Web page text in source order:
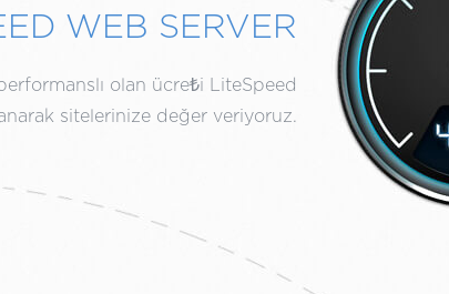
WEB SERVER
olan ücre₺i LiteSpeed
sitelerinize değer veriyoruz.